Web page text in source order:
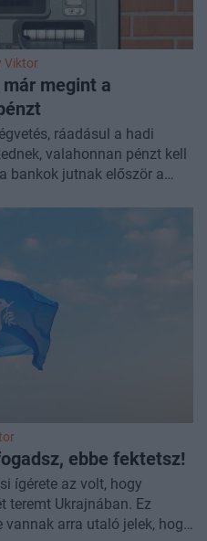
Viktor
megint a
ráadásul a hadi
valahonnan pénzt kell
bankok jutnak először a
befektetők, volt is egy
Mutatjuk, hogy mire
a lengyel tőzsdén fektetnek
ebbe fektetsz!
ígérete az volt, hogy
teremt Ukrajnában. Ez
vannak arra utaló jelek, hogy